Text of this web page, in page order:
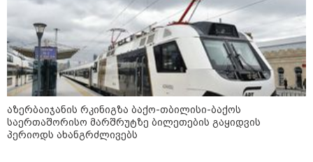
აგვისტო აგარაკზე: ეს 5 საქმე
უნდა მოასწროთ შემოდგომის
დადგომამდე
ხელში აღმოჩნდება: ვინ
გამდიდრდება?
აზერბაიჯანის რკინიგზა ბაქო-თბილისი-ბაქოს
საერთაშორისო მარშრუტზე ბილეთების გაყიდვის
პერიოდს ახანგრძლივებს